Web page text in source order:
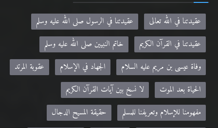
عقيدتنا في الله تعالى
عقيدتنا في الرسول صلى الله عليه وسلم
عقيدتنا في القرآن الكريم
خاتم النبيين صلى الله عليه وسلم
وفاة عيسى بن مريم عليه السلام
الجهاد في الإسلام
عقوبة المرتد
الحياة بعد الموت
لا نسخ بين آيات القرآن الكريم
مفهومنا للإسلام وتعريفنا للمسلم
حقيقة المسيح الدجال